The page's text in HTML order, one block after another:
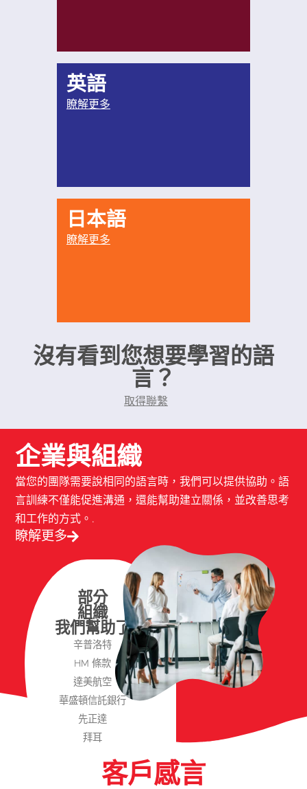
英語
瞭解更多
日本語
瞭解更多
沒有看到您想要學習的語
言？
取得聯繫
企業與組織
當您的團隊需要說相同的語言時，我們可以提供協助。語
言訓練不僅能促進溝通，還能幫助建立關係，並改善思考
和工作的方式。.
瞭解更多
部分
組織
我們幫助了
辛普洛特
HM 條款
達美航空
華盛頓信託銀行
先正達
拜耳
客戶感言